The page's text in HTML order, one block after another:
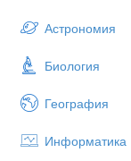
Астрономия
Биология
География
Информатика